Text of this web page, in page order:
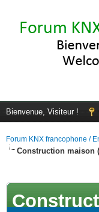
Bienvenue, Visiteur !
Forum KNX francophone /
Construction maison